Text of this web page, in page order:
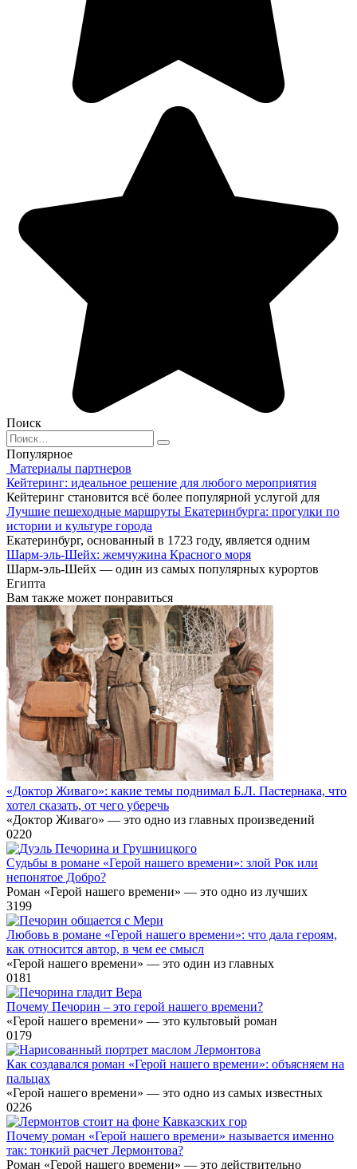
Поиск
Search
for:
Популярное
Материалы партнеров
Кейтеринг: идеальное решение для любого мероприятия
Кейтеринг становится всё более популярной услугой для
Лучшие пешеходные маршруты Екатеринбурга: прогулки по
истории и культуре города
Екатеринбург, основанный в 1723 году, является одним
Шарм-эль-Шейх: жемчужина Красного моря
Шарм-эль-Шейх — один из самых популярных курортов
Египта
Вам также может понравиться
«Доктор Живаго»: какие темы поднимал Б.Л. Пастернака, что
хотел сказать, от чего уберечь
«Доктор Живаго» — это одно из главных произведений
0220
Судьбы в романе «Герой нашего времени»: злой Рок или
непонятое Добро?
Роман «Герой нашего времени» — это одно из лучших
3199
Любовь в романе «Герой нашего времени»: что дала героям,
как относится автор, в чем ее смысл
«Герой нашего времени» — это один из главных
0181
Почему Печорин – это герой нашего времени?
«Герой нашего времени» — это культовый роман
0179
Как создавался роман «Герой нашего времени»: объясняем на
пальцах
«Герой нашего времени» — это одно из самых известных
0226
Почему роман «Герой нашего времени» называется именно
так: тонкий расчет Лермонтова?
Роман «Герой нашего времени» — это действительно